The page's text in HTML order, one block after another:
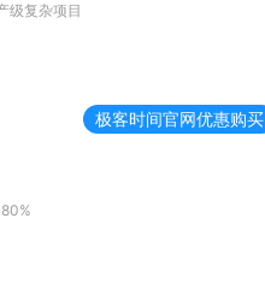
级复杂项目
极客时间官网优惠购买